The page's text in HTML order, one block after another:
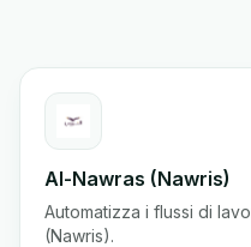
Al-Nawras (Nawris)
Automatizza i flussi di
(Nawris).